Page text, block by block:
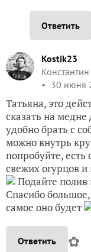
Ответить
Kostik23
Константин
30 июня
Татьяна, это
сказать на
удобно брать с
можно внутрь
попробуйте,
свежих огурцов и
Подайте
Спасибо
самое оно будет
Ответить ✿